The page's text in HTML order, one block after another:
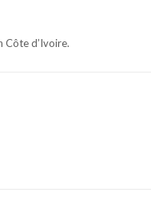
Côte d’Ivoire.